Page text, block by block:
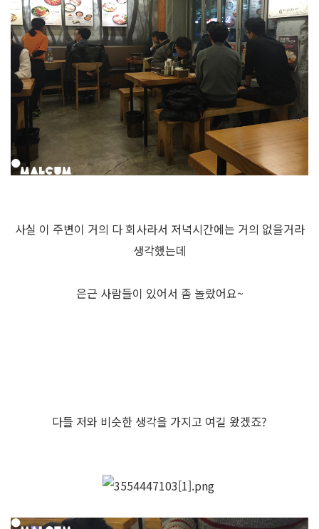
사실 이 주변이 거의 다 회사라서 저녁시간에는 거의 없을거라
생각했는데
은근 사람들이 있어서 좀 놀랐어요~
다들 저와 비슷한 생각을 가지고 여길 왔겠죠?